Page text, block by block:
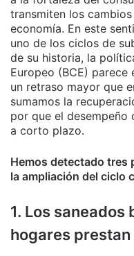
transmiten los
economía. En este
uno de los ciclos de
de su historia, la
Europeo (BCE)
un retraso mayor que
sumamos la
por que el desempeño
a corto plazo.
Hemos detectado tres
la ampliación del ciclo
1. Los saneados
hogares